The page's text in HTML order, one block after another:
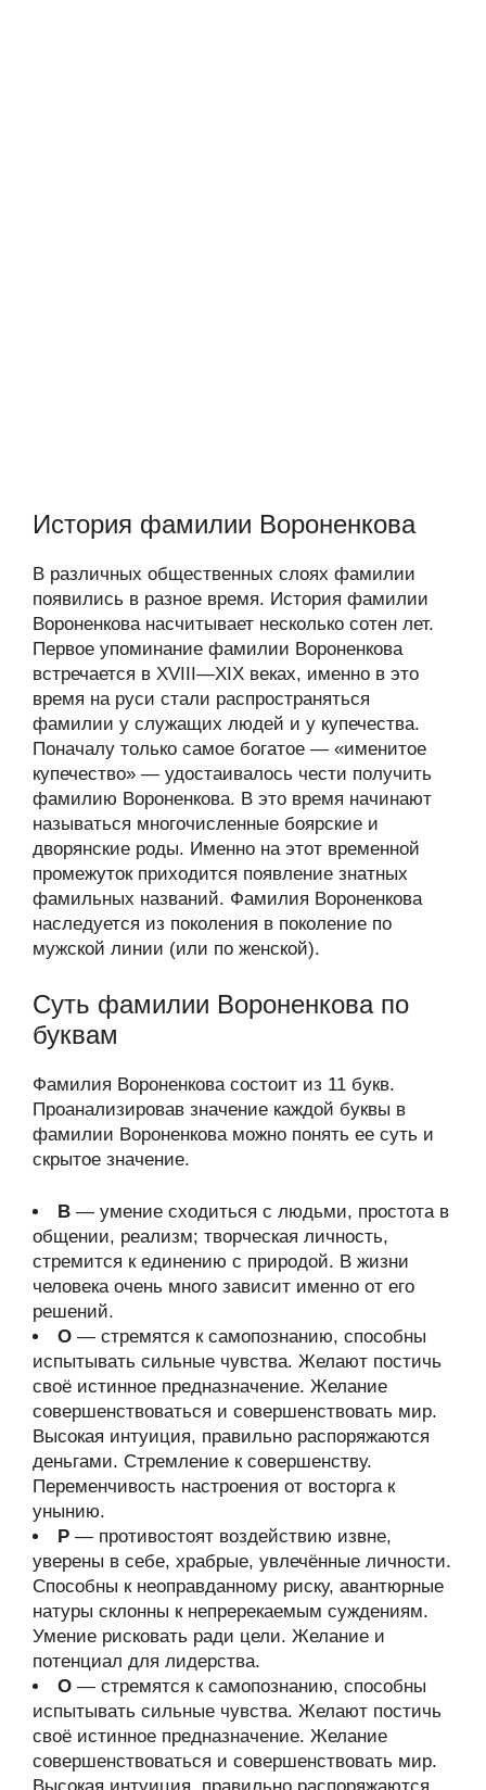
История фамилии Вороненкова
В различных общественных слоях фамилии
появились в разное время. История фамилии
Вороненкова насчитывает несколько сотен лет.
Первое упоминание фамилии Вороненкова
встречается в XVIII—XIX веках, именно в это
время на руси стали распространяться
фамилии у служащих людей и у купечества.
Поначалу только самое богатое — «именитое
купечество» — удостаивалось чести получить
фамилию Вороненкова. В это время начинают
называться многочисленные боярские и
дворянские роды. Именно на этот временной
промежуток приходится появление знатных
фамильных названий. Фамилия Вороненкова
наследуется из поколения в поколение по
мужской линии (или по женской).
Суть фамилии Вороненкова по
буквам
Фамилия Вороненкова состоит из 11 букв.
Проанализировав значение каждой буквы в
фамилии Вороненкова можно понять ее суть и
скрытое значение.
В — умение сходиться с людьми, простота в
общении, реализм; творческая личность,
стремится к единению с природой. В жизни
человека очень много зависит именно от его
решений.
О — стремятся к самопознанию, способны
испытывать сильные чувства. Желают постичь
своё истинное предназначение. Желание
совершенствоваться и совершенствовать мир.
Высокая интуиция, правильно распоряжаются
деньгами. Стремление к совершенству.
Переменчивость настроения от восторга к
унынию.
Р — противостоят воздействию извне,
уверены в себе, храбрые, увлечённые личности.
Способны к неоправданному риску, авантюрные
натуры склонны к непререкаемым суждениям.
Умение рисковать ради цели. Желание и
потенциал для лидерства.
О — стремятся к самопознанию, способны
испытывать сильные чувства. Желают постичь
своё истинное предназначение. Желание
совершенствоваться и совершенствовать мир.